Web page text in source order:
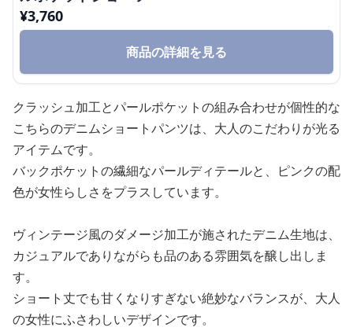
¥3,760
商品の詳細を見る
クラッシュ加工とパールポケットの組み合わせが個性的な
こちらのデニムショートパンツは、大人のこだわりが光る
アイテムです。
バックポケットの繊細なパールディテールと、ピンクの配
色が女性らしさをプラスしています。
ヴィンテージ風のダメージ加工が施されたデニム生地は、
カジュアルでありながらも品のある雰囲気を醸し出しま
す。
ショート丈でも甘くなりすぎない絶妙なバランスが、大人
の女性にふさわしいデザインです。